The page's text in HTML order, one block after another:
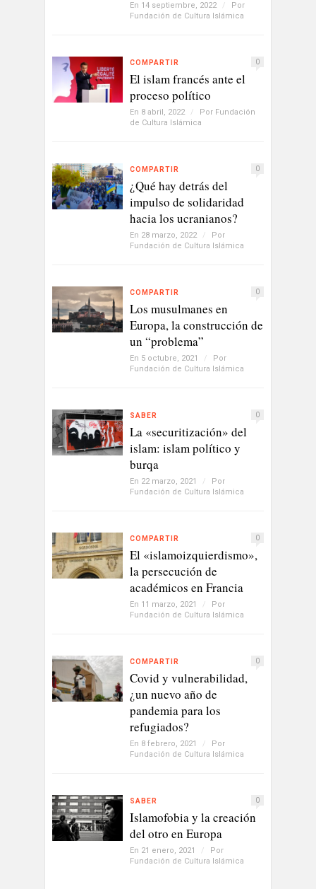
En 14 septiembre, 2022 /
Por
Fundación de Cultura Islámica
COMPARTIR 0
El islam francés ante el
proceso político
En 8 abril, 2022 / Por Fundación
de Cultura Islámica
COMPARTIR 0
¿Qué hay detrás del
impulso de solidaridad
hacia los ucranianos?
En 28 marzo, 2022 /
Por
Fundación de Cultura Islámica
COMPARTIR 0
Los musulmanes en
Europa, la construcción de
un “problema”
En 5 octubre, 2021 /
Por
Fundación de Cultura Islámica
SABER 0
La «securitización» del
islam: islam político y
burqa
En 22 marzo, 2021 /
Por
Fundación de Cultura Islámica
COMPARTIR 0
El «islamoizquierdismo»,
la persecución de
académicos en Francia
En 11 marzo, 2021 /
Por
Fundación de Cultura Islámica
COMPARTIR 0
Covid y vulnerabilidad,
¿un nuevo año de
pandemia para los
refugiados?
En 8 febrero, 2021 /
Por
Fundación de Cultura Islámica
SABER 0
Islamofobia y la creación
del otro en Europa
En 21 enero, 2021 /
Por
Fundación de Cultura Islámica